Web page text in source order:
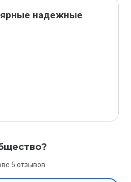
надежные
5 отзывов